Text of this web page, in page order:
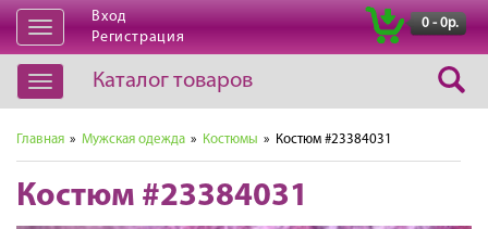
Открыть
навигацию
Вход
Регистрация
0 - 0р.
Открыть
навигацию
Каталог товаров
Главная » Мужская одежда » Костюмы » Костюм #23384031
Костюм #23384031